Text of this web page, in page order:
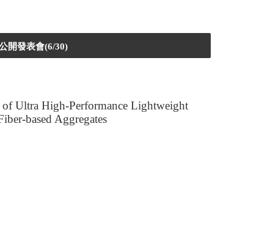
開發表會(6/30)
Ultra High-Performance Lightweight
based Aggregates